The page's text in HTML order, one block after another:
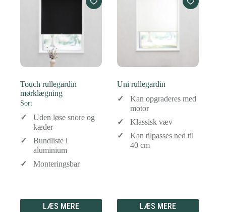
Touch rullegardin
mørklægning
Sort
Uden løse snore og
kæder
Bundliste i
aluminium
Monteringsbar
LÆS MERE
Uni rullegardin
Kan opgraderes med
motor
Klassisk væv
Kan tilpasses ned til
40 cm
LÆS MERE